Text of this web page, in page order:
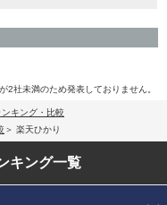
社未満のため発表しておりません。
キング・比較
楽天ひかり
キング一覧